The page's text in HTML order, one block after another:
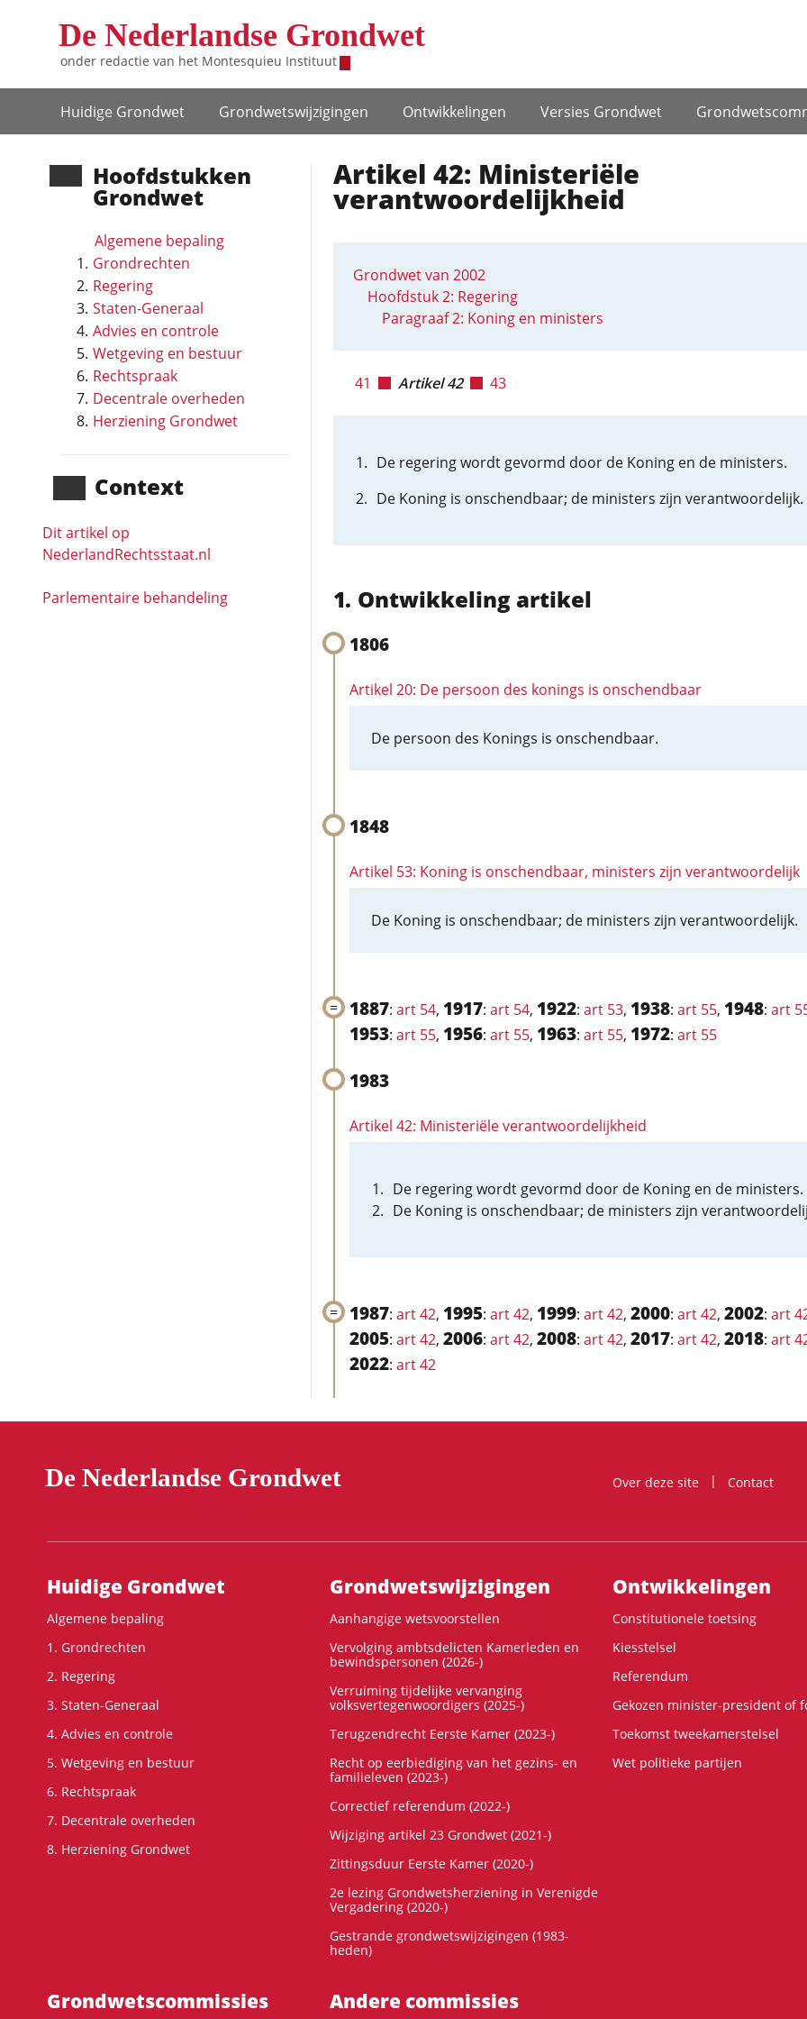
De Nederlandse Grondwet
onder redactie van het Montesquieu Instituut
Hoofdnavigatie
Huidige Grondwet Grondwets­wijzigingen Ontwikke­lingen Versies Grondwet
Hoofd­stukken
Grondwet
Algemene bepaling
Grondrechten
Regering
Staten-Generaal
Advies en controle
Wetgeving en bestuur
Rechtspraak
Decentrale overheden
Herziening Grondwet
Context
Dit artikel op
NederlandRechts­staat.nl
Parlementaire behandeling
Artikel 42: Ministeriële
verantwoordelijkheid
Grondwet van 2002
Hoofdstuk 2: Regering
Paragraaf 2: Koning en ministers
41 Artikel 42 43
De regering wordt gevormd door de Koning en de ministers.
De Koning is onschendbaar; de ministers zijn verantwoordelijk.
Ontwikkeling artikel
1806
Artikel 20: De persoon des konings is onschendbaar
De persoon des Konings is onschendbaar.
1848
Artikel 53: Koning is onschendbaar, ministers zijn verantwoordelijk
De Koning is onschendbaar; de ministers zijn verantwoordelijk.
1887: art 54, 1917: art 54, 1922: art 53, 1938: art 55, 1948: art
1953: art 55, 1956: art 55, 1963: art 55, 1972: art 55
1983
Artikel 42: Ministeriële verantwoordelijkheid
De regering wordt gevormd door de Koning en de ministers.
De Koning is onschendbaar; de ministers zijn
1987: art 42, 1995: art 42, 1999: art 42, 2000: art 42, 2002: art
2005: art 42, 2006: art 42, 2008: art 42, 2017: art 42, 2018: art
2022: art 42
De Nederlandse Grondwet Over deze site
Contact
Hoofdnavigatie
Huidige Grondwet
Algemene bepaling
1. Grondrechten
2. Regering
3. Staten-Generaal
4. Advies en controle
5. Wetgeving en bestuur
6. Rechtspraak
7. Decentrale overheden
8. Herziening Grondwet
Grondwets­wijzigingen
Aanhangige wetsvoorstellen
Vervolging ambtsdelicten Kamerleden en
bewindspersonen (2026-)
Verruiming tijdelijke vervanging
volksvertegenwoordigers (2025-)
Terugzendrecht Eerste Kamer (2023-)
Recht op eerbiediging van het gezins- en
familieleven (2023-)
Correctief referendum (2022-)
Wijziging artikel 23 Grondwet (2021-)
Zittingsduur Eerste Kamer (2020-)
2e lezing Grondwetsherziening in Verenigde
Vergadering (2020-)
Gestrande grondwetswijzigingen (1983-
heden)
Ontwikke­lingen
Constitutionele toetsing
Kiesstelsel
Referendum
Gekozen minister-president of
Toekomst tweekamerstelsel
Wet politieke partijen
Grondwets­commissies Andere commissies